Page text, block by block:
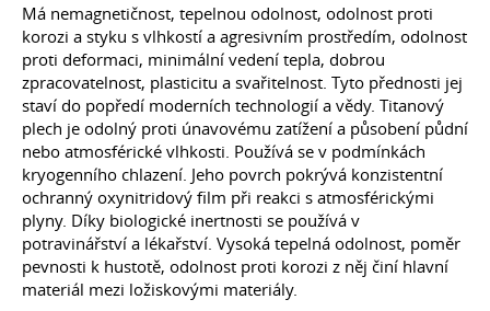
Má nemagnetičnost, tepelnou odolnost, odolnost proti
korozi a styku s vlhkostí a agresivním prostředím, odolnost
proti deformaci, minimální vedení tepla, dobrou
zpracovatelnost, plasticitu a svařitelnost. Tyto přednosti jej
staví do popředí moderních technologií a vědy. Titanový
plech je odolný proti únavovému zatížení a působení půdní
nebo atmosférické vlhkosti. Používá se v podmínkách
kryogenního chlazení. Jeho povrch pokrývá konzistentní
ochranný oxynitridový film při reakci s atmosférickými
plyny. Díky biologické inertnosti se používá v
potravinářství a lékařství. Vysoká tepelná odolnost, poměr
pevnosti k hustotě, odolnost proti korozi z něj činí hlavní
materiál mezi ložiskovými materiály.